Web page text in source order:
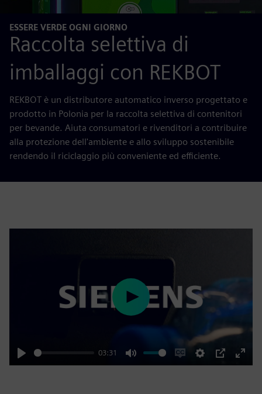
ESSERE VERDE OGNI GIORNO
Raccolta selettiva di
imballaggi con REKBOT
REKBOT è un distributore automatico inverso progettato e
prodotto in Polonia per la raccolta selettiva di contenitori
per bevande. Aiuta consumatori e rivenditori a contribuire
alla protezione dell'ambiente e allo sviluppo sostenibile
rendendo il riciclaggio più conveniente ed efficiente.
Play
03:31
Mute
EnableSettings
PIP
Enter
Play